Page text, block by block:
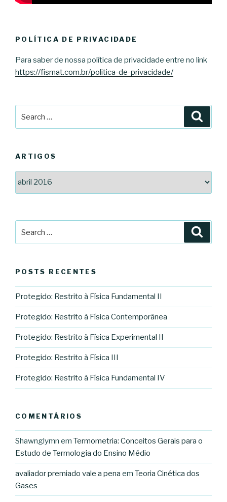
POLÍTICA DE PRIVACIDADE
Para saber de nossa política de privacidade entre no link
https://fismat.com.br/politica-de-privacidade/
ARTIGOS
POSTS RECENTES
Protegido: Restrito à Física Fundamental II
Protegido: Restrito à Física Contemporânea
Protegido: Restrito à Física Experimental II
Protegido: Restrito à Física III
Protegido: Restrito à Física Fundamental IV
COMENTÁRIOS
Shawnglymn em Termometria: Conceitos Gerais para o
Estudo de Termologia do Ensino Médio
avaliador premiado vale a pena em Teoria Cinética dos
Gases